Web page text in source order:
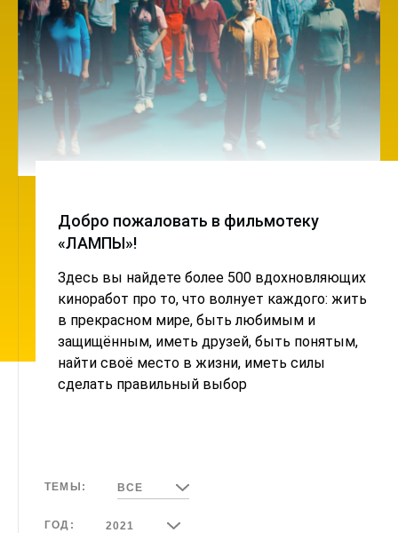
Добро пожаловать в фильмотеку
«ЛАМПЫ»!
Здесь вы найдете более 500 вдохновляющих
киноработ про то, что волнует каждого: жить
в прекрасном мире, быть любимым и
защищённым, иметь друзей, быть понятым,
найти своё место в жизни, иметь силы
сделать правильный выбор
ТЕМЫ: ВСЕ
ГОД: 2021